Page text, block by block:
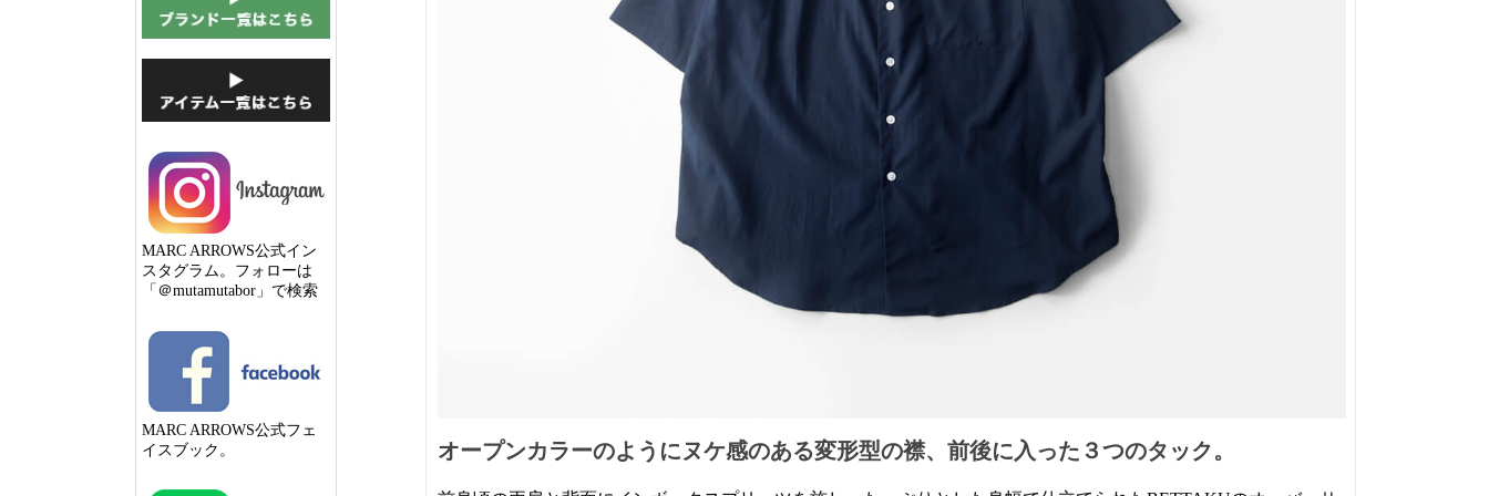
MARC ARROWS公式イン
スタグラム。フォローは
「＠mutamutabor」で検索
MARC ARROWS公式フェ
イスブック。
オープンカラーのようにヌケ感のある変形型の襟、前後に入った３つのタック。